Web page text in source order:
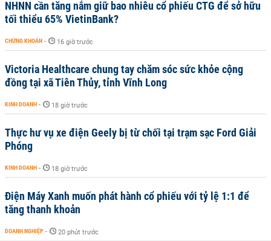
NHNN cần tăng nắm giữ bao nhiêu cổ phiếu CTG để sở hữu
tối thiểu 65% VietinBank?
CHỨNG KHOÁN - 16 giờ trước
Victoria Healthcare chung tay chăm sóc sức khỏe cộng
đồng tại xã Tiên Thủy, tỉnh Vĩnh Long
KINH DOANH - 18 giờ trước
Thực hư vụ xe điện Geely bị từ chối tại trạm sạc Ford Giải
Phóng
KINH DOANH - 18 giờ trước
Điện Máy Xanh muốn phát hành cổ phiếu với tỷ lệ 1:1 để
tăng thanh khoản
DOANH NGHIỆP - 20 phút trước